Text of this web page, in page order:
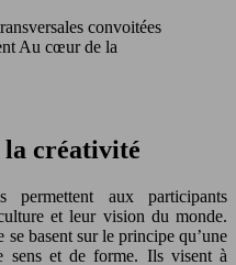
convoitées
Au cœur de la
créativité
permettent aux participants
et leur vision du monde.
se basent sur le principe qu’une
sens et de forme. Ils visent à